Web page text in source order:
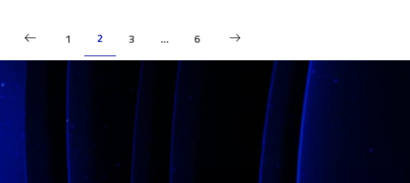
1 2 3 … 6